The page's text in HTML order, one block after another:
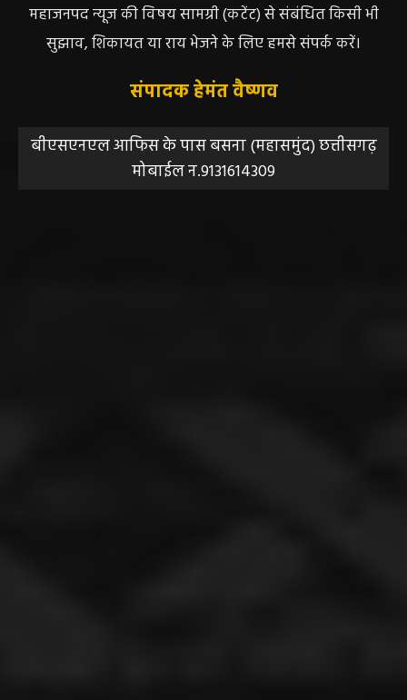
महाजनपद न्यूज की विषय सामग्री (कटेंट) से संबंधित किसी भी
सुझाव, शिकायत या राय भेजने के लिए हमसे संपर्क करें।
संपादक हेमंत वैष्णव
बीएसएनएल आफिस के पास बसना (महासमुंद) छत्तीसगढ़
मोबाईल न.9131614309